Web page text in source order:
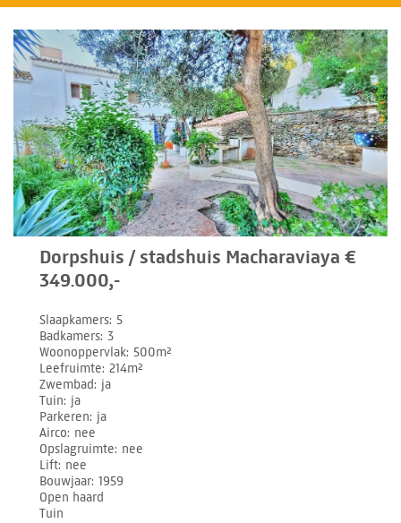
Dorpshuis / stadshuis Macharaviaya €
349.000,-
Slaapkamers 5
Badkamers 3
Woonoppervlak 500m²
Leefruimte 214m²
Zwembad ja
Tuin ja
Parkeren ja
Airco nee
Opslagruimte nee
Lift nee
Bouwjaar 1959
Open haard
Tuin